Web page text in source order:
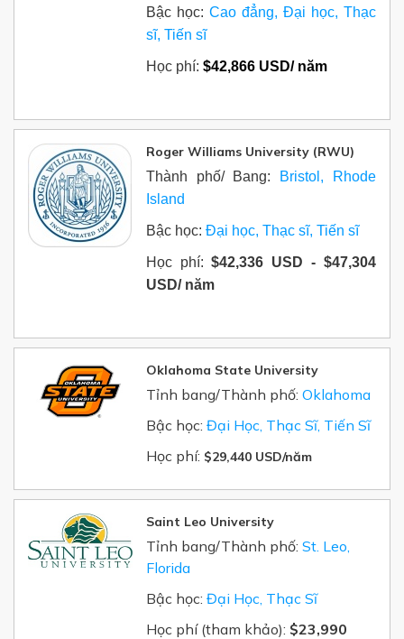
Bậc học: Cao đẳng, Đại học, Thạc
sĩ, Tiến sĩ
Học phí: $42,866 USD/ năm
Roger Williams University (RWU)
Thành phố/ Bang:
Bristol, Rhode
Island
Bậc học: Đại học, Thạc sĩ, Tiến sĩ
Học phí:$42,336 USD - $47,304
USD/ năm
Oklahoma State University
Tỉnh bang/Thành phố: Oklahoma
Bậc học: Đại Học, Thạc Sĩ, Tiến Sĩ
Học phí: $29,440 USD/năm
Saint Leo University
Tỉnh bang/Thành phố: St. Leo,
Florida
Bậc học: Đại Học, Thạc Sĩ
Học phí (tham khảo): $23,990